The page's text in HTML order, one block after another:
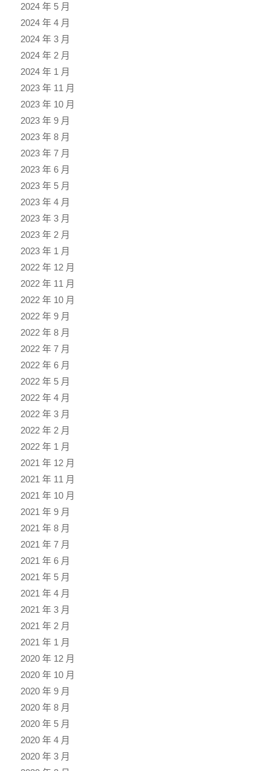
2024 年 5 月
2024 年 4 月
2024 年 3 月
2024 年 2 月
2024 年 1 月
2023 年 11 月
2023 年 10 月
2023 年 9 月
2023 年 8 月
2023 年 7 月
2023 年 6 月
2023 年 5 月
2023 年 4 月
2023 年 3 月
2023 年 2 月
2023 年 1 月
2022 年 12 月
2022 年 11 月
2022 年 10 月
2022 年 9 月
2022 年 8 月
2022 年 7 月
2022 年 6 月
2022 年 5 月
2022 年 4 月
2022 年 3 月
2022 年 2 月
2022 年 1 月
2021 年 12 月
2021 年 11 月
2021 年 10 月
2021 年 9 月
2021 年 8 月
2021 年 7 月
2021 年 6 月
2021 年 5 月
2021 年 4 月
2021 年 3 月
2021 年 2 月
2021 年 1 月
2020 年 12 月
2020 年 10 月
2020 年 9 月
2020 年 8 月
2020 年 5 月
2020 年 4 月
2020 年 3 月